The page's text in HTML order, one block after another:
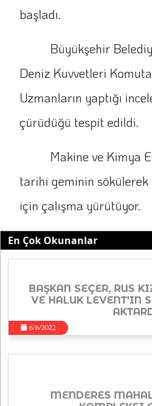
başladı.
Büyükşehir
Deniz Kuvvetleri
Uzmanların yaptığı
çürüdüğü tespit edildi.
Makine ve Kimya
tarihi geminin sökülerek
için çalışma yürütüyor.
En Çok Okunanlar
BAŞKAN SEÇER, RUS
VE HALUK LEVENT'IN
6/6/2022
MENDERES